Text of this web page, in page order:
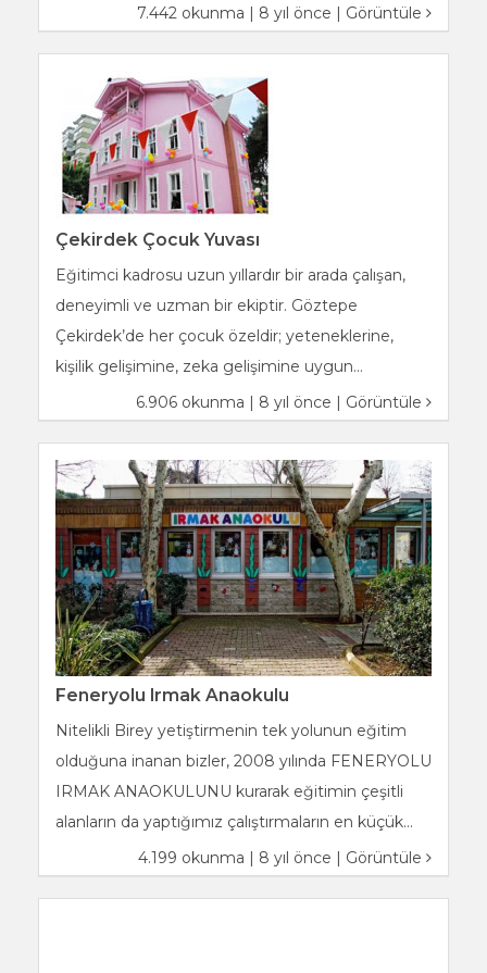
7.442 okunma | 8 yıl önce | Görüntüle
Çekirdek Çocuk Yuvası
Eğitimci kadrosu uzun yıllardır bir arada çalışan,
deneyimli ve uzman bir ekiptir. Göztepe
Çekirdek’de her çocuk özeldir; yeteneklerine,
kişilik gelişimine, zeka gelişimine uygun...
6.906 okunma | 8 yıl önce | Görüntüle
Feneryolu Irmak Anaokulu
Nitelikli Birey yetiştirmenin tek yolunun eğitim
olduğuna inanan bizler, 2008 yılında FENERYOLU
IRMAK ANAOKULUNU kurarak eğitimin çeşitli
alanların da yaptığımız çalıştırmaların en küçük...
4.199 okunma | 8 yıl önce | Görüntüle